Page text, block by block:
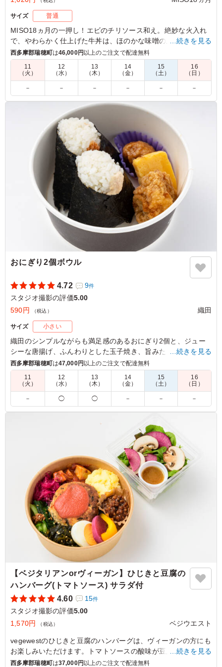
サイズ 普通
MISO18ヵ月の一押し！エビのチリソース和え。絶妙な火入れ
で、やわらかく仕上げた牛丼は、ほのかな味噌の風味と豊かな
旨味が詰まっております。お口直しにトマトのマリネや茄子の
たまり醤油漬けも入っています。自家製味噌を3種類も試すこ
とができる贅沢さ！会議や接待などおもてなしにぴったりの一
品です。
豪華！美味しそう！と食べる前から大喜びしてもらいまし
た！ 一見量が多そうに見えますが、牛丼の下のご飯は軽
めになっていてちょうどよく調整されているのがさすがだ
なあと思います。 エビチリはたっくさんの量の海老が入
っています。 副菜はどれも美味しいのですが、味噌漬け
のおつけものが大好きです。
ご利用シーン： ロケ・撮影›スタジオ撮影
東京都中央区新川
2024/12/29
…続きを見る
西多摩郡瑞穂町は46,000円以上のご注文で配達無料
11
（火）
12
（水）
13
（木）
14
（金）
15
（土）
16
（日）
－ － － － － －
おにぎり2個ボウル
4.72 9件
スタジオ撮影の評価5.00
590円
（税込） 織田
サイズ 小さい
織田のシンプルながらも満足感のあるおにぎり2個と、ジュー
シーな唐揚げ、ふんわりとした玉子焼き、旨みたっぷりの肉団
子がセットになったお弁当は、ロケやイベントの合間に手軽に
エネルギー補給したい時にぴったりです。思わず笑顔になる美
味しさをぜひ、お楽しみください。
・おにぎりは下記より2個お選びいただけます。
【定番おにぎり】鮭/昆布/高菜/梅/明太子/ツナマヨ/おかか/そぼ
ろ/わかめ/カリカリ梅/照焼チキン/鮭マヨ/海苔佃煮/梅かつお/マ
ヨコーン/塩昆布/ごぼうの甘辛揚げ/菜飯ご飯/梅わかめ混ぜご
※おにぎりのご指定は連絡事項にご記載ください。
※ちまきは納品日3日前のご対応いたします。
5.0 株式会社ムービーファクトリー
しっかりとしたおにぎりの味付けと具材。特にから揚げは
美味です。忙しい朝食もワンハンドでいただけとても満足
のいくお弁当でした。紙カップで来るのもとてもよいで
す。また是非利用したいとおもいます。
ご利用シーン：ロケ・撮影›スタジオ撮影
東京都中央区築地2026/01/26
…続きを見る
西多摩郡瑞穂町は47,000円 以上のご注文で配達無料
11
（火）
12
（水）
13
（木）
14
（金）
15
（土）
16
（日）
－ ◯ ◯ － － －
【ベジタリアンorヴィーガン】ひじきと豆腐の
ハンバーグ(トマトソース) サラダ付
4.60
15件
スタジオ撮影の評価5.00
1,570円
（税込） ベジウエスト
vegewestのひじきと豆腐のハンバーグは、ヴィーガンの方にも
お楽しみいただけます。トマトソースの酸味が豆腐のマイルド
さを引き立て、ひじきの食感がアクセント。キノコのカレー炒
…続きを見る
西多摩郡瑞穂町は37,000円以上のご注文で配達無料